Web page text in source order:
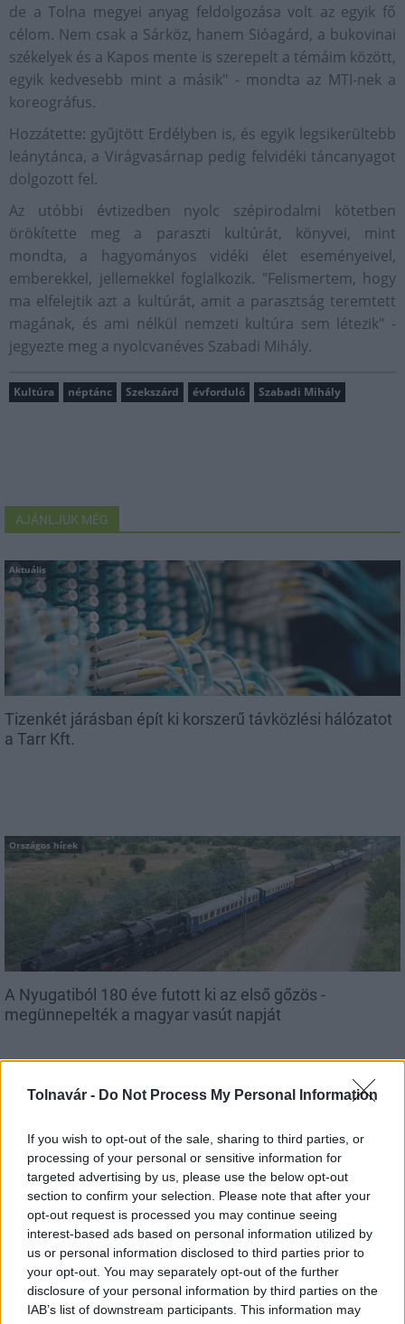
Tolnavár - Do Not Process My Personal Information
If you wish to opt-out of the sale, sharing to third parties, or
processing of your personal or sensitive information for
targeted advertising by us, please use the below opt-out
section to confirm your selection. Please note that after your
opt-out request is processed you may continue seeing
interest-based ads based on personal information utilized by
us or personal information disclosed to third parties prior to
your opt-out. You may separately opt-out of the further
disclosure of your personal information by third parties on the
IAB’s list of downstream participants. This information may
de a Tolna megyei anyag feldolgozása volt az egyik fő
célom. Nem csak a Sárköz, hanem Sióagárd, a bukovinai
székelyek és a Kapos mente is szerepelt a témáim között,
egyik kedvesebb mint a másik" - mondta az MTI-nek a
koreográfus.
Hozzátette: gyűjtött Erdélyben is, és egyik legsikerültebb
leánytánca, a Virágvasárnap pedig felvidéki táncanyagot
dolgozott fel.
Az utóbbi évtizedben nyolc szépirodalmi kötetben
örökítette meg a paraszti kultúrát, könyvei, mint
mondta, a hagyományos vidéki élet eseményeivel,
emberekkel, jellemekkel foglalkozik. "Felismertem, hogy
ma elfelejtik azt a kultúrát, amit a parasztság teremtett
magának, és ami nélkül nemzeti kultúra sem létezik" -
jegyezte meg a nyolcvanéves Szabadi Mihály.
Kultúra néptánc Szekszárd évforduló Szabadi Mihály
AJÁNLJUK MÉG
Aktuális
Tizenkét járásban épít ki korszerű távközlési hálózatot
a Tarr Kft.
Országos hírek
A Nyugatiból 180 éve futott ki az első gőzös -
megünnepelték a magyar vasút napját
Újabb településekkel lépett előre a tizennégy megyére
kiterjedő állomásfelújítási program